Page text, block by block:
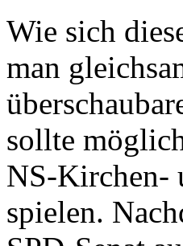
Wie sich
man
sollte
NS-Kirchen-
spielen.